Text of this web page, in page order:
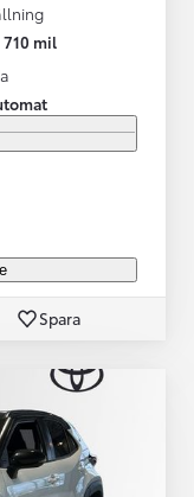
710 mil
Spara